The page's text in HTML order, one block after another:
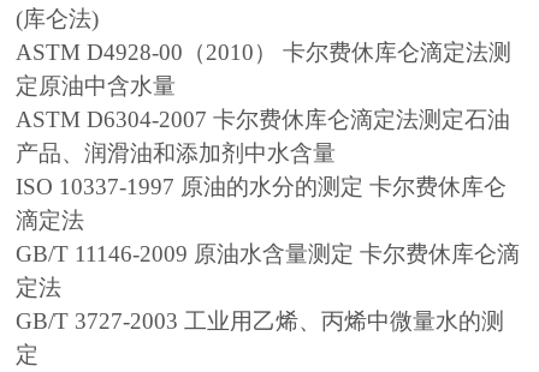
(库仑法)
ASTM D4928-00（2010） 卡尔费休库仑滴定法测
定原油中含水量
ASTM D6304-2007 卡尔费休库仑滴定法测定石油
产品、润滑油和添加剂中水含量
ISO 10337-1997 原油的水分的测定 卡尔费休库仑
滴定法
GB/T 11146-2009 原油水含量测定 卡尔费休库仑滴
定法
GB/T 3727-2003 工业用乙烯、丙烯中微量水的测
定